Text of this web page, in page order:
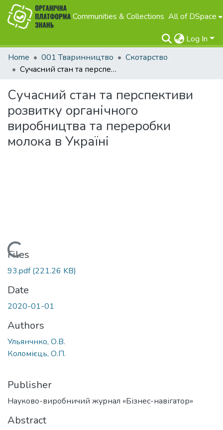
Communities & Collections All of DSpace
Log In
Home
001 Тваринництво
Скотарство
Сучасний стан та перспективи розвитку органічного виробництва та переробки молока в Україні
Сучасний стан та перспективи
розвитку органічного
виробництва та переробки
молока в Україні
Loading...
Files
93.pdf(221.26 KB)
Date
2020-01-01
Authors
Ульянчнко, О.В.
Коломієць, О.П.
Publisher
Науково-виробничий журнал «Бізнес-навігатор»
Abstract